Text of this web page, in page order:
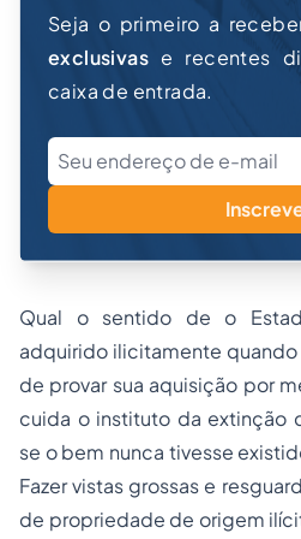
Seja o primeiro a
exclusivas e recentes
caixa de entrada.
Qual o sentido de o
adquirido ilicitamente
de provar sua aquisição por
cuida o instituto da extinção
se o bem nunca tivesse
Fazer vistas grossas e
de propriedade de origem